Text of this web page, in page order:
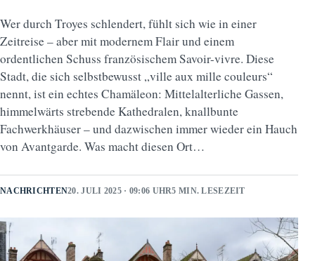
Wer durch Troyes schlendert, fühlt sich wie in einer
Zeitreise – aber mit modernem Flair und einem
ordentlichen Schuss französischem Savoir-vivre. Diese
Stadt, die sich selbstbewusst „ville aux mille couleurs“
nennt, ist ein echtes Chamäleon: Mittelalterliche Gassen,
himmelwärts strebende Kathedralen, knallbunte
Fachwerkhäuser – und dazwischen immer wieder ein Hauch
von Avantgarde. Was macht diesen Ort…
NACHRICHTEN20. JULI 2025 · 09:06 UHR5 MIN. LESEZEIT